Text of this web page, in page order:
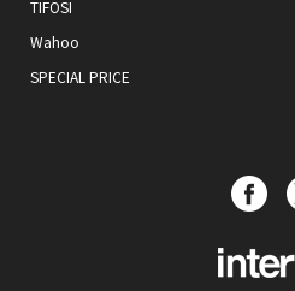
TIFOSI
Wahoo
SPECIAL PRICE